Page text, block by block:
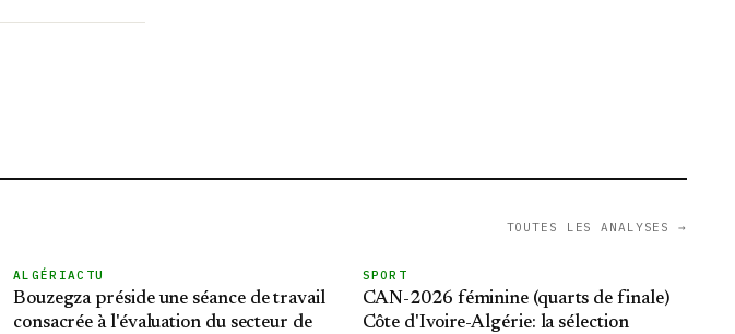
TOUTES LES ANALYSES →
ALGÉRIACTU
Bouzegza préside une séance de travail
consacrée à l'évaluation du secteur de
SPORT
CAN-2026 féminine (quarts de finale)
Côte d'Ivoire-Algérie: la sélection